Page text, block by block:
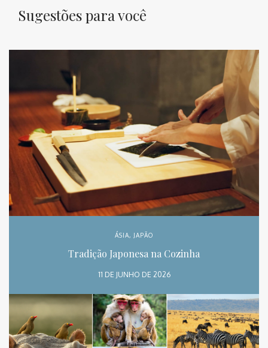
Sugestões para você
ÁSIA, JAPÃO
Tradição Japonesa na Cozinha
11 DE JUNHO DE 2026